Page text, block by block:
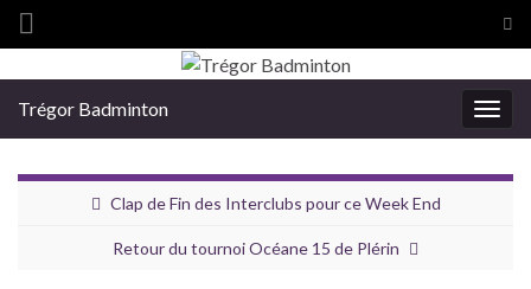
Search for:
Trégor Badminton
Clap de Fin des Interclubs pour ce Week End
Retour du tournoi Océane 15 de Plérin